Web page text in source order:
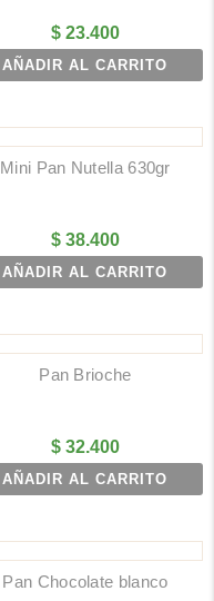
$23.400
AÑADIR AL CARRITO
Mini Pan Nutella 630gr
$38.400
AÑADIR AL CARRITO
Pan Brioche
$32.400
AÑADIR AL CARRITO
Pan Chocolate blanco